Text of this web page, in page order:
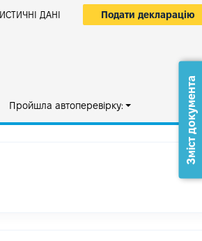
ДАНІ Подати декларацію
Пройшла автоперевірку: Зміст документа